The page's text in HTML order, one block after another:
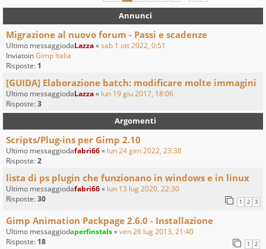
Annunci
Migrazione al nuovo forum - Passi e scadenze
Ultimo messaggiodaLazza«sab 1 ott 2022, 0:51
InviatoinGimp Italia
Risposte: 1
[GUIDA] Elaborazione batch: modificare molte immagini
Ultimo messaggiodaLazza« lun 19 giu 2017, 18:06
Risposte:3
Argomenti
Scripts/Plug-ins per Gimp 2.10
Ultimo messaggiodafabri66« lun 24 gen 2022, 23:38
Risposte:2
lista di ps plugin che funzionano in windows e in linux
Ultimo messaggiodafabri66« lun 13 lug 2020, 22:30
Risposte:30 1 2 3
Gimp Animation Packpage 2.6.0 - Installazione
Ultimo messaggiodaperfinstals«ven 26 lug 2013, 21:40
Risposte: 18 1 2